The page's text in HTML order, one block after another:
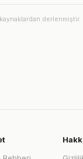
derlenmiştir.